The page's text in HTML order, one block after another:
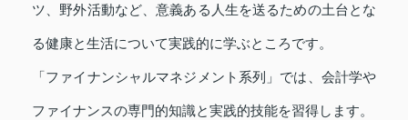
ツ、野外活動など、意義ある人生を送るための土台とな
る健康と生活について実践的に学ぶところです。
「ファイナンシャルマネジメント系列」では、会計学や
ファイナンスの専門的知識と実践的技能を習得します。